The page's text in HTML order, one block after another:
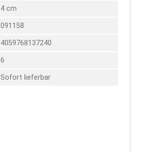
4 cm
091158
4059768137240
6
Sofort lieferbar